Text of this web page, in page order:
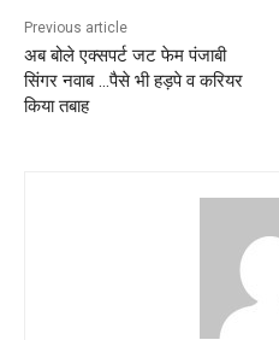
Previous article
अब बोले एक्सपर्ट जट फेम पंजाबी
सिंगर नवाब …पैसे भी हड़पे व करियर
किया तबाह